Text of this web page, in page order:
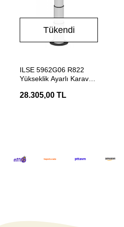
Tükendi
ILSE 5962G06 R822
Yükseklik Ayarlı Karavan
28.305,00 TL